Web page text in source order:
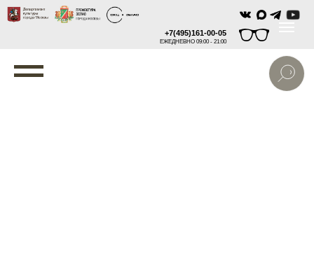
+7(495)161-00-05
ЕЖЕДНЕВНО 09:00 - 21:00